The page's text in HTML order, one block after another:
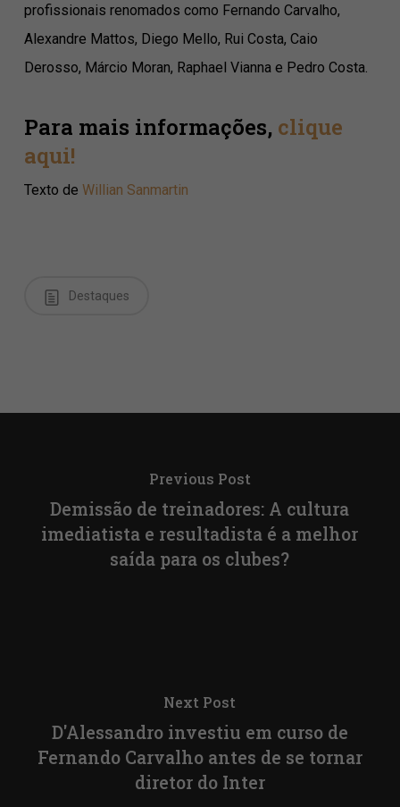
profissionais renomados como Fernando Carvalho,
Alexandre Mattos, Diego Mello, Rui Costa, Caio
Derosso, Márcio Moran, Raphael Vianna e Pedro Costa.
Para mais informações, clique
aqui!
Texto de Willian Sanmartin
Destaques
Previous Post
Demissão de treinadores: A cultura
imediatista e resultadista é a melhor
saída para os clubes?
Next Post
D'Alessandro investiu em curso de
Fernando Carvalho antes de se tornar
diretor do Inter